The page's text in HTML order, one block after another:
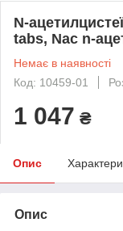
N-
tabs, Nac n-
Немає в наявності
Код: 10459-01
1 047 ₴
Опис
Опис